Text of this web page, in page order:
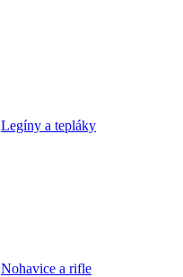
Legíny a tepláky
Nohavice a rifle